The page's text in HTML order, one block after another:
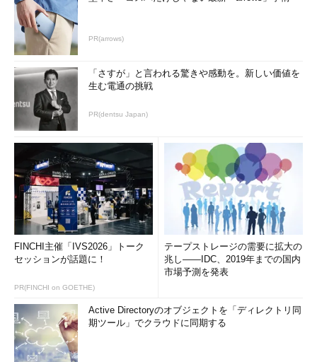
PR(arrows)
「さすが」と言われる驚きや感動を。新しい価値を
生む電通の挑戦
PR(dentsu Japan)
FINCHI主催「IVS2026」トーク
セッションが話題に！
PR(FINCHI on GOETHE)
テープストレージの需要に拡大の
兆し――IDC、2019年までの国内
市場予測を発表
Active Directoryのオブジェクトを「ディレクトリ同
期ツール」でクラウドに同期する